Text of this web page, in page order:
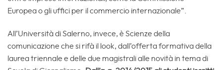
Europea o gli uffici per il commercio internazionale”.
All’Università di Salerno, invece, è Scienze della
comunicazione che si rifà il look, dall’offerta formativa della
laurea triennale e delle due magistrali alle novità in tema di